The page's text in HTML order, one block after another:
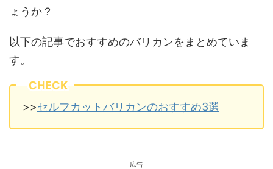
ょうか？
以下の記事でおすすめのバリカンをまとめていま
す。
CHECK
>>セルフカットバリカンのおすすめ3選
広告